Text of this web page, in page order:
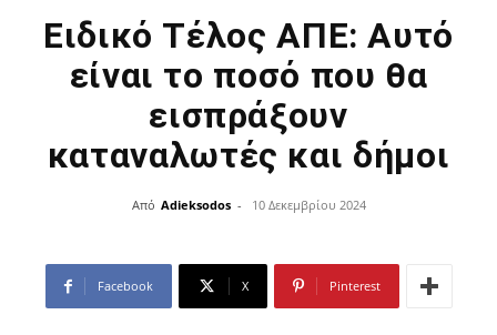
Ειδικό Τέλος ΑΠΕ: Αυτό
είναι το ποσό που θα
εισπράξουν
καταναλωτές και δήμοι
Από Adieksodos - 10 Δεκεμβρίου 2024
Facebook X Pinterest